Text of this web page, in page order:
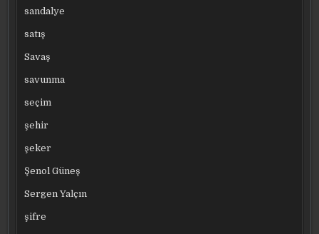
sandalye
satış
Savaş
savunma
seçim
şehir
şeker
Şenol Güneş
Sergen Yalçın
şifre